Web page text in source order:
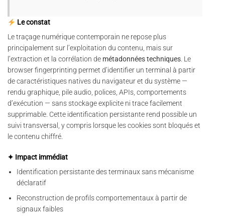
Le constat
Le traçage numérique contemporain ne repose plus
principalement sur l’exploitation du contenu, mais sur
l’extraction et la corrélation de métadonnées techniques. Le
browser fingerprinting permet d’identifier un terminal à partir
de caractéristiques natives du navigateur et du système —
rendu graphique, pile audio, polices, APIs, comportements
d’exécution — sans stockage explicite ni trace facilement
supprimable. Cette identification persistante rend possible un
suivi transversal, y compris lorsque les cookies sont bloqués et
le contenu chiffré.
✦ Impact immédiat
Identification persistante des terminaux sans mécanisme
déclaratif
Reconstruction de profils comportementaux à partir de
signaux faibles